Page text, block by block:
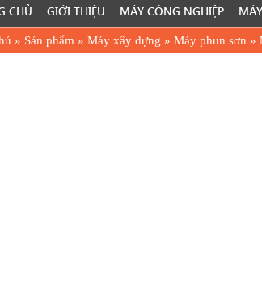
CHỦ GIỚI THIỆU MÁY CÔNG NGHIỆP
» Sản phẩm » Máy xây dựng » Máy phun sơn »